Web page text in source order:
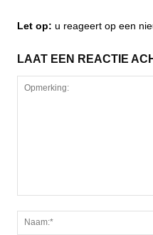
Let op: u reageert op een
LAAT EEN REACTIE